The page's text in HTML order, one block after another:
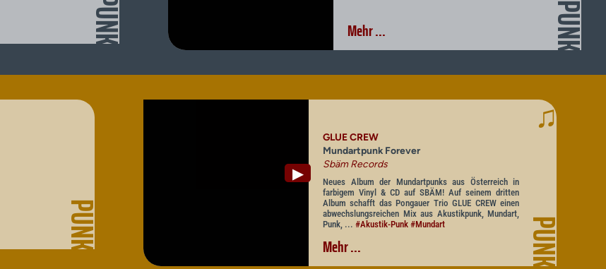
PUNK PUNK
Mehr ...
PUNK
▶
♫
PUNK
GLUE CREW
Mundartpunk Forever
Sbäm Records
Neues Album der Mundartpunks aus Österreich in
farbigem Vinyl & CD auf SBÄM! Auf seinem dritten
Album schafft das Pongauer Trio GLUE CREW einen
abwechslungsreichen Mix aus Akustikpunk, Mundart,
Punk, ... #Akustik-Punk #Mundart
Mehr ...